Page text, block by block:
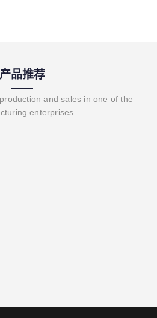
产品推荐
and sales in one of the
enterprises